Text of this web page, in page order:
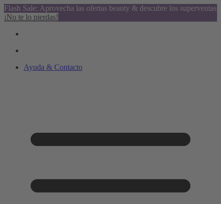
Flash Sale: Aprovecha las ofertas beauty & descubre los superventas
¡No te lo pierdas!
Ayuda & Contacto